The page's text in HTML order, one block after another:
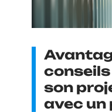
son
avec un